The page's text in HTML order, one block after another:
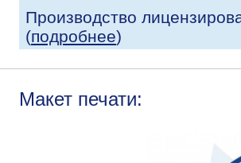
Производство
(подробнее)
Макет печати: